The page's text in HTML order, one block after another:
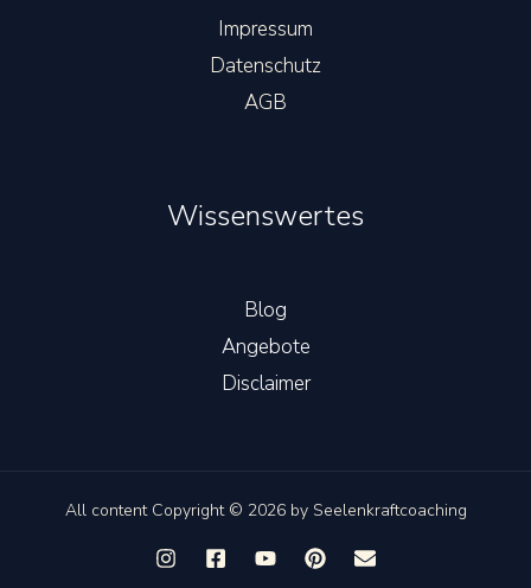
Impressum
Datenschutz
AGB
Wissenswertes
Blog
Angebote
Disclaimer
All content Copyright © 2026 by Seelenkraftcoaching